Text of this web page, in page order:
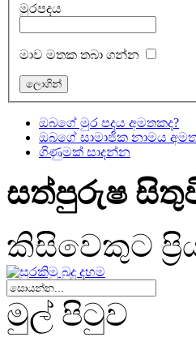
මුරපදය
මාව මතක තබා ගන්න
ඔබගේ මුර පදය අමතකද?
ඔබගේ සාමාජික නාමය
ගිණුමක් සාදන්න
සත්පුරුෂ
කිසිවෙකුට
මුල් පිටුව